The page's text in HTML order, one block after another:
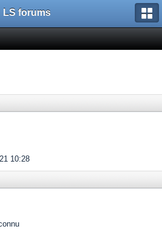
LS forums
10:28